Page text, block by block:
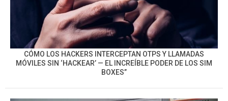
CÓMO LOS HACKERS INTERCEPTAN OTPS Y LLAMADAS
MÓVILES SIN ‘HACKEAR’ — EL INCREÍBLE PODER DE LOS SIM
BOXES”